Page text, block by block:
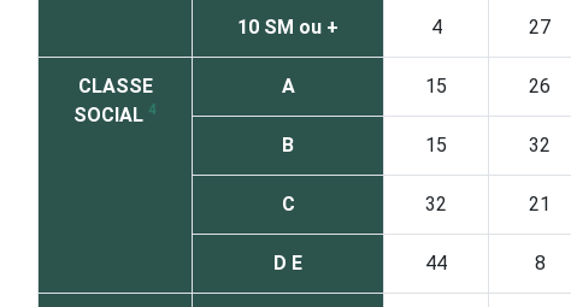
10 SM ou + 4 27
CLASSE
SOCIAL 4
A 15 26
B 15 32
C 32 21
D E 44 8